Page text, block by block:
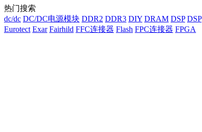
热门搜索
dc/dc DC/DC电源模块 DDR2 DDR3 DIY DRAM DSP DSP
Eurotect Exar Fairhild FFC连接器 Flash FPC连接器 FPGA